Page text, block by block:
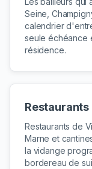
Seine,
calendrier
seule échéance
résidence.
Restaurants de
Marne et
la vidange
bordereau de